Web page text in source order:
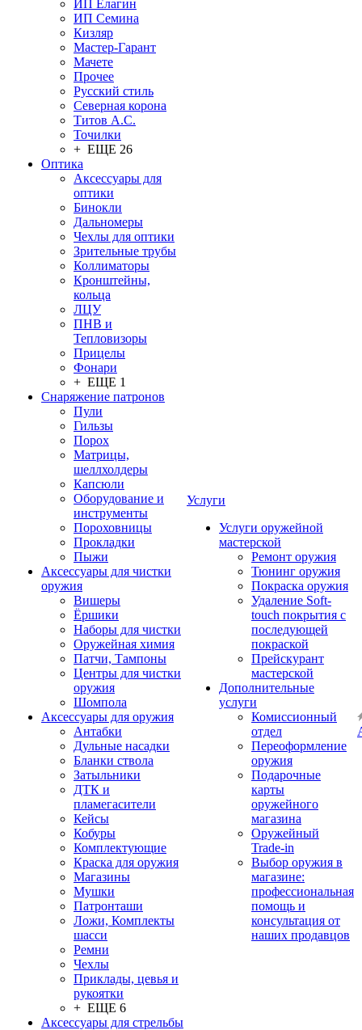
ИП Елагин
ИП Семина
Кизляр
Мастер-Гарант
Мачете
Прочее
Русский стиль
Северная корона
Титов А.С.
Точилки
+ ЕЩЕ 26
Оптика
Аксессуары для
оптики
Бинокли
Дальномеры
Чехлы для оптики
Зрительные трубы
Коллиматоры
Кронштейны,
кольца
ЛЦУ
ПНВ и
Тепловизоры
Прицелы
Фонари
+ ЕЩЕ 1
Снаряжение патронов
Пули
Гильзы
Порох
Матрицы,
шеллхолдеры
Капсюли
Оборудование и
инструменты
Пороховницы
Прокладки
Пыжи
Аксессуары для чистки
оружия
Вишеры
Ёршики
Наборы для чистки
Оружейная химия
Патчи, Тампоны
Центры для чистки
оружия
Шомпола
Аксессуары для оружия
Антабки
Дульные насадки
Бланки ствола
Затыльники
ДТК и
пламегасители
Кейсы
Кобуры
Комплектующие
Краска для оружия
Магазины
Мушки
Патронташи
Ложи, Комплекты
шасси
Ремни
Чехлы
Приклады, цевья и
рукоятки
+ ЕЩЕ 6
Аксессуары для стрельбы
Услуги
Услуги оружейной
мастерской
Ремонт оружия
Тюнинг оружия
Покраска оружия
Удаление Soft-
touch покрытия с
последующей
покраской
Прейскурант
мастерской
Дополнительные
услуги
Комиссионный
отдел
Переоформление
оружия
Подарочные
карты
оружейного
магазина
Оружейный
Trade-in
Выбор оружия в
магазине:
профессиональная
помощь и
консультация от
наших продавцов